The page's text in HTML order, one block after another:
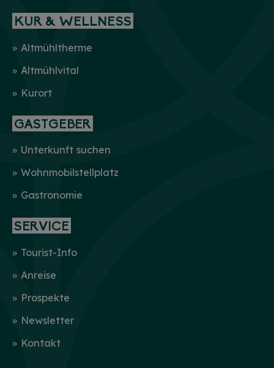
KUR & WELLNESS
Altmühltherme
Altmühlvital
Kurort
GASTGEBER
Unterkunft suchen
Wohnmobilstellplatz
Gastronomie
SERVICE
Tourist-Info
Anreise
Prospekte
Newsletter
Kontakt